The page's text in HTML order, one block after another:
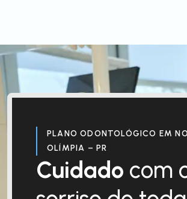
PLANO ODONTOLÓGICO EM
OLÍMPIA – PR
Cuidado com